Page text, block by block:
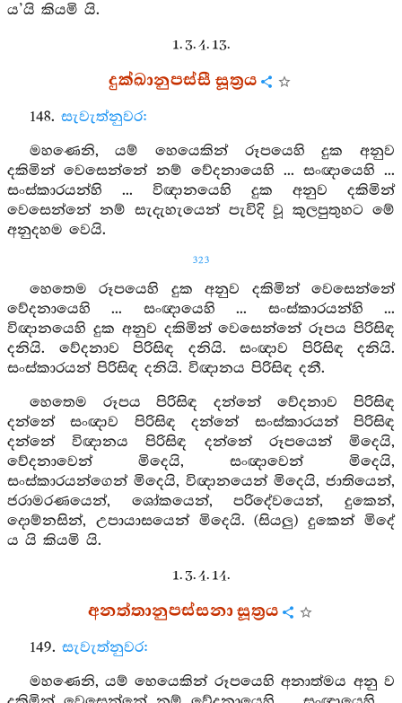
ය’යි කියමි යි.
1. 3. 4. 13.
දුක්ඛානුපස්සී සූත්‍රය
148. සැවැත්නුවර:
මහණෙනි, යම් හෙයෙකින් රූපයෙහි දුක අනුව
දකිමින් වෙසෙන්නේ නම් වේදනායෙහි ... සංඥායෙහි ...
සංස්කාරයන්හි ... විඥානයෙහි දුක අනුව දකිමින්
වෙසෙන්නේ නම් සැදැහැයෙන් පැවිදි වූ කුලපුතුහට මේ
අනුදහම වෙයි.
323
හෙතෙම රූපයෙහි දුක අනුව දකිමින් වෙසෙන්නේ
වේදනායෙහි ... සංඥායෙහි ... සංස්කාරයන්හි ...
විඥානයෙහි දුක අනුව දකිමින් වෙසෙන්නේ රූපය පිරිසිඳ
දනියි. වේදනාව පිරිසිඳ දනියි. සංඥාව පිරිසිඳ දනියි.
සංස්කාරයන් පිරිසිඳ දනියි. විඥානය පිරිසිඳ දනී.
හෙතෙම රූපය පිරිසිඳ දන්නේ වේදනාව පිරිසිඳ
දන්නේ සංඥාව පිරිසිඳ දන්නේ සංස්කාරයන් පිරිසිඳ
දන්නේ විඥානය පිරිසිඳ දන්නේ රූපයෙන් මිදෙයි,
වේදනාවෙන් මිදෙයි, සංඥාවෙන් මිදෙයි,
සංස්කාරයන්ගෙන් මිදෙයි, විඥානයෙන් මිදෙයි, ජාතියෙන්,
ජරාමරණයෙන්, ශෝකයෙන්, පරිදේවයෙන්, දුකෙන්,
දොම්නසින්, උපායාසයෙන් මිදෙයි. (සියලු) දුකෙන් මිදේ
ය යි කියමි යි.
1. 3. 4. 14.
අනත්තානුපස්සනා සූත්‍රය
149. සැවැත්නුවර:
මහණෙනි, යම් හෙයෙකින් රූපයෙහි අනාත්මය අනු ව